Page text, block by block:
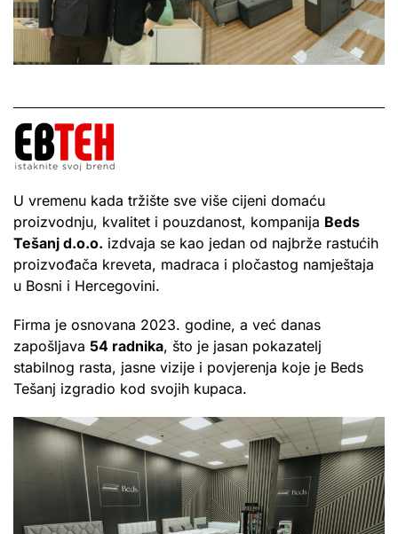
U vremenu kada tržište sve više cijeni domaću
proizvodnju, kvalitet i pouzdanost, kompanija Beds
Tešanj d.o.o. izdvaja se kao jedan od najbrže rastućih
proizvođača kreveta, madraca i pločastog namještaja
u Bosni i Hercegovini.
Firma je osnovana 2023. godine, a već danas
zapošljava 54 radnika, što je jasan pokazatelj
stabilnog rasta, jasne vizije i povjerenja koje je Beds
Tešanj izgradio kod svojih kupaca.